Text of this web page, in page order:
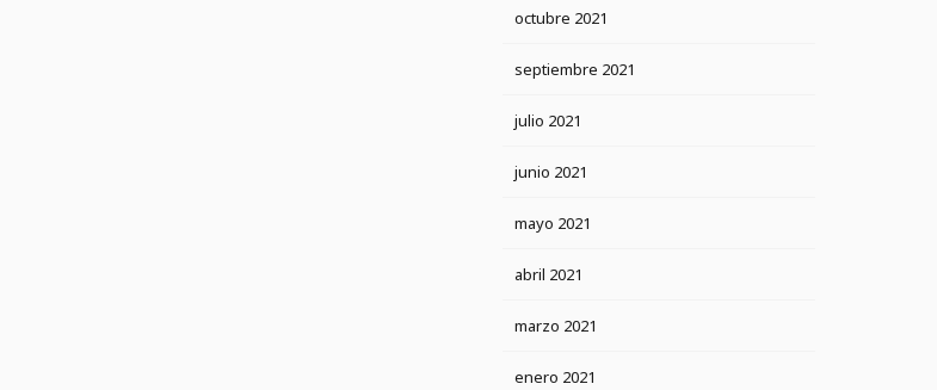
octubre 2021
septiembre 2021
julio 2021
junio 2021
mayo 2021
abril 2021
marzo 2021
enero 2021